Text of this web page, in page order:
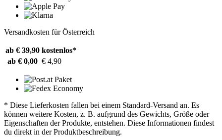
Versandkosten für Österreich
ab € 39,90 kostenlos*
ab € 0,00 € 4,90
* Diese Lieferkosten fallen bei einem Standard-Versand an. Es
können weitere Kosten, z. B. aufgrund des Gewichts, Größe oder
Eigenschaften der Produkte, entstehen. Diese Informationen findest
du direkt in der Produktbeschreibung.